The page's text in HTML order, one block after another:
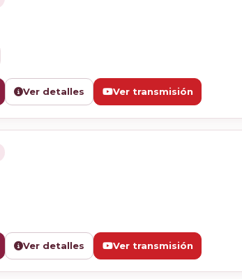
Ver detalles Ver transmisión
Ver detalles Ver transmisión